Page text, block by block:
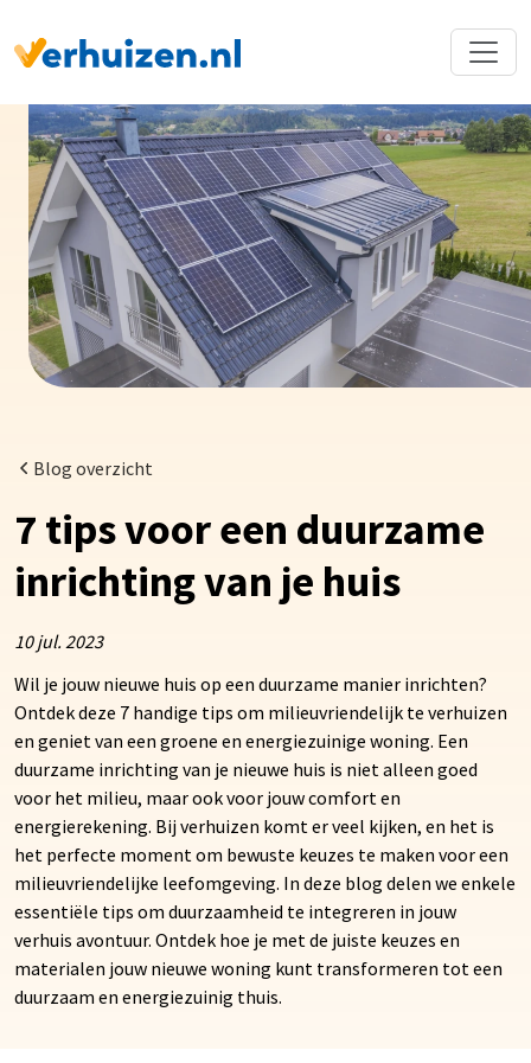
Blog overzicht
7 tips voor een duurzame
inrichting van je huis
10 jul. 2023
Wil je jouw nieuwe huis op een duurzame manier inrichten?
Ontdek deze 7 handige tips om milieuvriendelijk te verhuizen
en geniet van een groene en energiezuinige woning. Een
duurzame inrichting van je nieuwe huis is niet alleen goed
voor het milieu, maar ook voor jouw comfort en
energierekening. Bij verhuizen komt er veel kijken, en het is
het perfecte moment om bewuste keuzes te maken voor een
milieuvriendelijke leefomgeving. In deze blog delen we enkele
essentiële tips om duurzaamheid te integreren in jouw
verhuis avontuur. Ontdek hoe je met de juiste keuzes en
materialen jouw nieuwe woning kunt transformeren tot een
duurzaam en energiezuinig thuis.